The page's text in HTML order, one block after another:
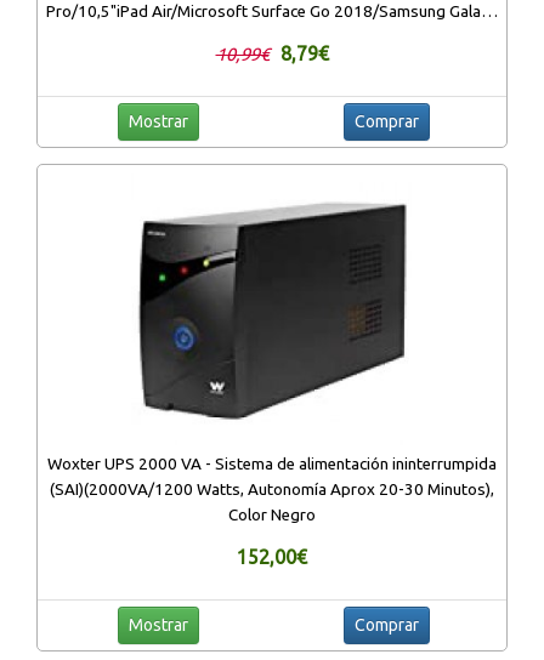
Pro/10,5"iPad Air/Microsoft Surface Go 2018/Samsung Galaxy
10,99€ 8,79€
Mostrar Comprar
Woxter UPS 2000 VA - Sistema de alimentación ininterrumpida
(SAI)(2000VA/1200 Watts, Autonomía Aprox 20-30 Minutos),
Color Negro
152,00€
Mostrar Comprar